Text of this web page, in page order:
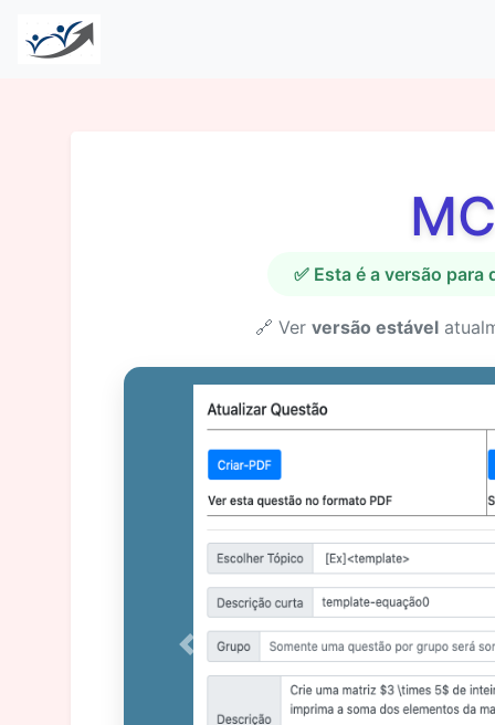
✅ Esta é a versão
🔗 Ver versão estável
Previous